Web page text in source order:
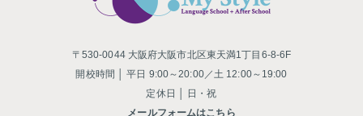
〒530-0044 大阪府大阪市北区東天満1丁目6-8-6F
開校時間 │ 平日 9:00～20:00／土 12:00～19:00
定休日 │ 日・祝
メールフォームはこちら